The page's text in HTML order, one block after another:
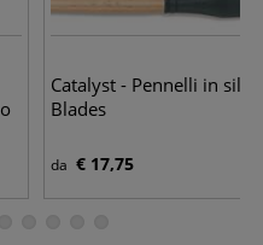
Catalyst - Pennelli in
Blades
da € 17,75